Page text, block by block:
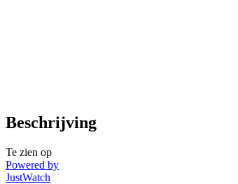
Beschrijving
Te zien op
Powered by
JustWatch